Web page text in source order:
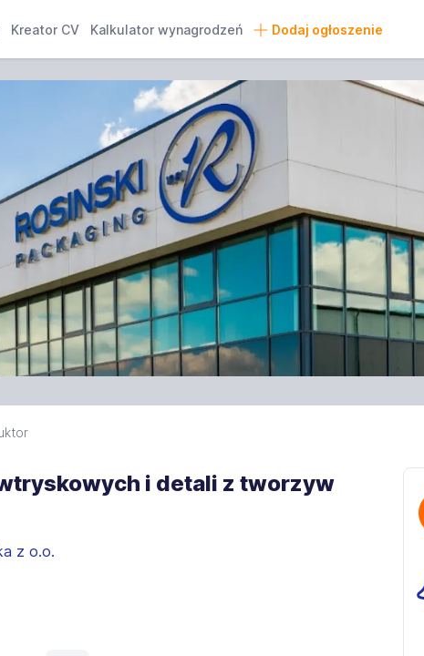
Kreator CV Kalkulator wynagrodzeń Dodaj ogłoszenie
i detali z tworzyw
z o.o.